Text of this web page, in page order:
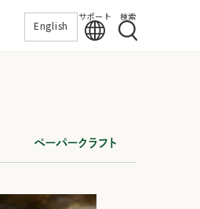
English
サポート 検索
ペーパークラフト